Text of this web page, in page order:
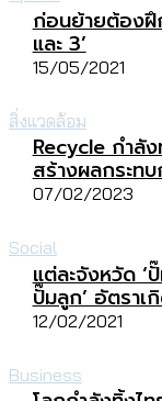
ก่อนย้ายต้องฝึ
และ 3’
15/05/2021
สิ่งแวดล้อม
Recycle กำลัง
สร้างผลกระท
07/02/2023
Social
แต่ละจังหวัด ‘
ปั๊มลูก’ อัตราเ
12/02/2021
Business